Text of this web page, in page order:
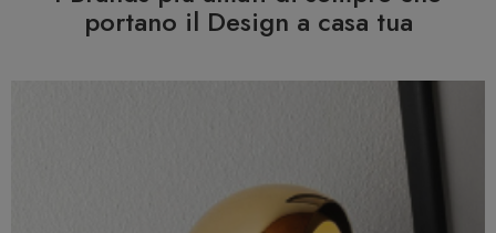
portano il Design a casa tua